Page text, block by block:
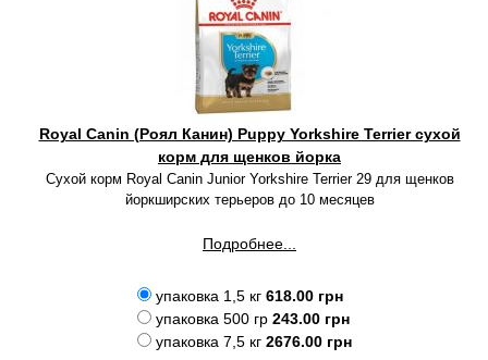
Royal Canin (Роял Канин) Puppy Yorkshire Terrier сухой
корм для щенков йорка
Сухой корм Royal Canin Junior Yorkshire Terrier 29 для щенков
йоркширских терьеров до 10 месяцев
Подробнее...
упаковка 1,5 кг 618.00 грн
упаковка 500 гр 243.00 грн
упаковка 7,5 кг 2676.00 грн